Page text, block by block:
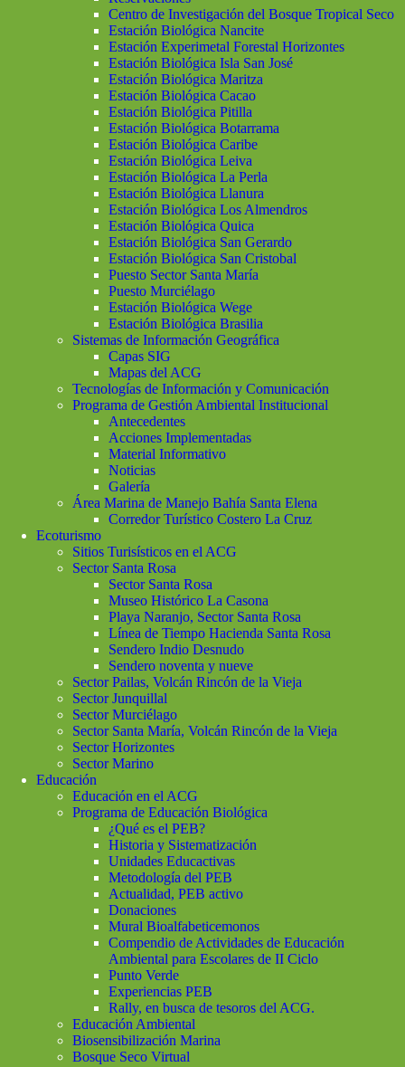
Centro de Investigación del Bosque Tropical Seco
Estación Biológica Nancite
Estación Experimetal Forestal Horizontes
Estación Biológica Isla San José
Estación Biológica Maritza
Estación Biológica Cacao
Estación Biológica Pitilla
Estación Biológica Botarrama
Estación Biológica Caribe
Estación Biológica Leiva
Estación Biológica La Perla
Estación Biológica Llanura
Estación Biológica Los Almendros
Estación Biológica Quica
Estación Biológica San Gerardo
Estación Biológica San Cristobal
Puesto Sector Santa María
Puesto Murciélago
Estación Biológica Wege
Estación Biológica Brasilia
Sistemas de Información Geográfica
Capas SIG
Mapas del ACG
Tecnologías de Información y Comunicación
Programa de Gestión Ambiental Institucional
Antecedentes
Acciones Implementadas
Material Informativo
Noticias
Galería
Área Marina de Manejo Bahía Santa Elena
Corredor Turístico Costero La Cruz
Ecoturismo
Sitios Turisísticos en el ACG
Sector Santa Rosa
Sector Santa Rosa
Museo Histórico La Casona
Playa Naranjo, Sector Santa Rosa
Línea de Tiempo Hacienda Santa Rosa
Sendero Indio Desnudo
Sendero noventa y nueve
Sector Pailas, Volcán Rincón de la Vieja
Sector Junquillal
Sector Murciélago
Sector Santa María, Volcán Rincón de la Vieja
Sector Horizontes
Sector Marino
Educación
Educación en el ACG
Programa de Educación Biológica
¿Qué es el PEB?
Historia y Sistematización
Unidades Educactivas
Metodología del PEB
Actualidad, PEB activo
Donaciones
Mural Bioalfabeticemonos
Compendio de Actividades de Educación
Ambiental para Escolares de II Ciclo
Punto Verde
Experiencias PEB
Rally, en busca de tesoros del ACG.
Educación Ambiental
Biosensibilización Marina
Bosque Seco Virtual